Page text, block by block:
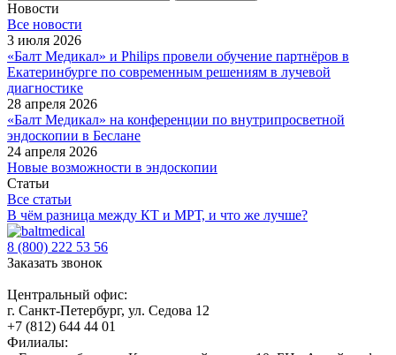
Новости
Все новости
3 июля 2026
«Балт Медикал» и Philips провели обучение партнёров в
Екатеринбурге по современным решениям в лучевой
диагностике
28 апреля 2026
«Балт Медикал» на конференции по внутрипросветной
эндоскопии в Беслане
24 апреля 2026
Новые возможности в эндоскопии
Статьи
Все статьи
В чём разница между КТ и МРТ, и что же лучше?
8 (800) 222 53 56
Заказать звонок
Центральный офис:
г. Санкт-Петербург, ул. Седова 12
+7 (812) 644 44 01
Филиалы: